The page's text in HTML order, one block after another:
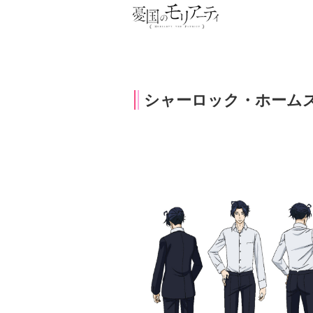
シャーロック・ホーム